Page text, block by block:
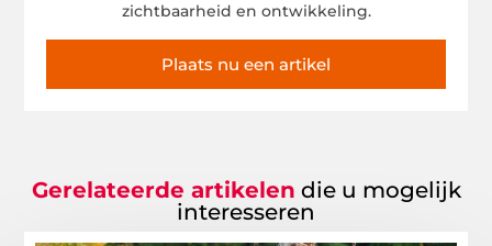
zichtbaarheid en ontwikkeling.
Plaats nu een artikel
Gerelateerde artikelen die u mogelijk
interesseren